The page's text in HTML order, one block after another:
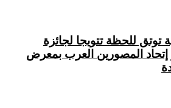
توتق للحظة تتويجا لجائزة
إتحاد المصورين العرب بمعرض